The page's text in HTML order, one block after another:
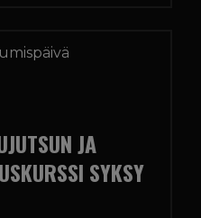
JA
SYKSY